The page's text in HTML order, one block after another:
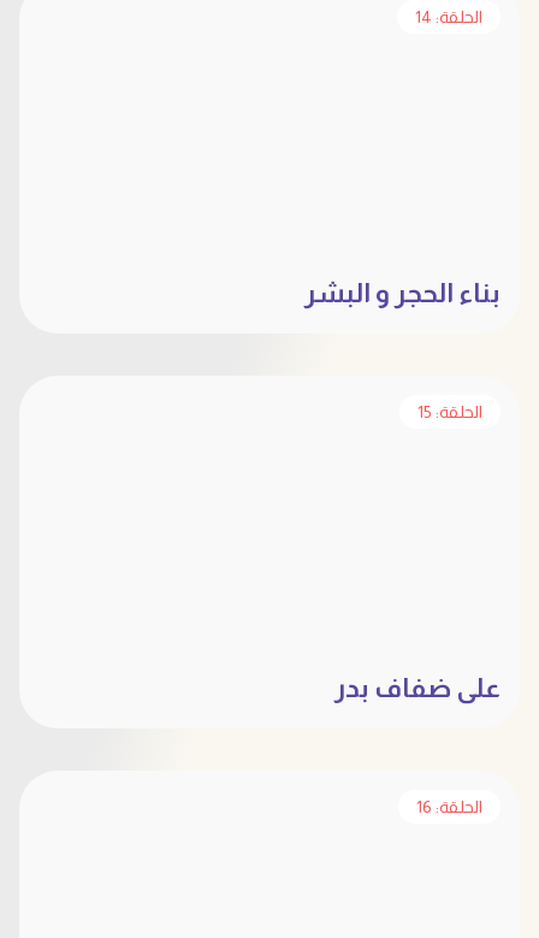
الحلقة: 14
بناء الحجر و البشر
الحلقة: 15
على ضفاف بدر
الحلقة: 16